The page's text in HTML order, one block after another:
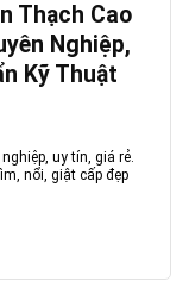
Thạch Cao
Nghiệp,
Kỹ Thuật
uy tín, giá rẻ.
nổi, giật cấp đẹp